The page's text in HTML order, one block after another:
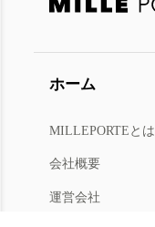
ホーム
MILLEPORTEとは
会社概要
運営会社